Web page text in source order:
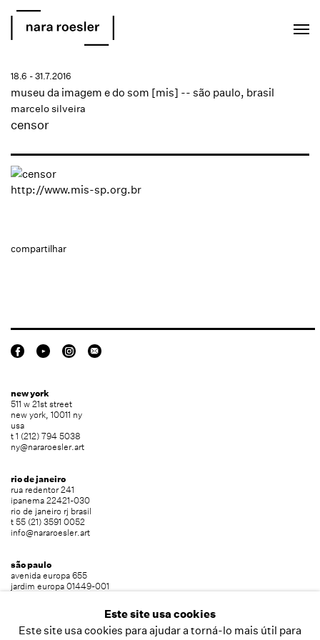
censor
marcelo silveira
museu da imagem e do som [mis] -- são paulo, brasil
18.6 - 31.7.2016
http://www.mis-sp.org.br
compartilhar
new york
511 w 21st street
new york, 10011 ny
usa
t 1 (212) 794 5038
ny@nararoesler.art
rio de janeiro
rua redentor 241
ipanema 22421-030
rio de janeiro rj brasil
t 55 (21) 3591 0052
info@nararoesler.art
são paulo
avenida europa 655
jardim europa 01449-001
Este site usa cookies
Este site usa cookies para ajudar a torná-lo mais útil para